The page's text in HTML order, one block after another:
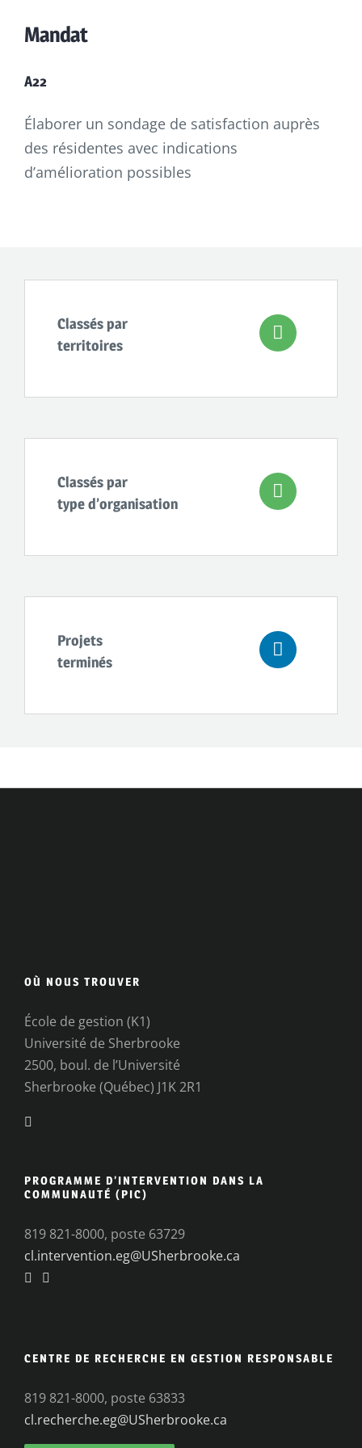
Mandat
A22
Élaborer un sondage de satisfaction auprès
des résidentes avec indications
d’amélioration possibles
Classés par
territoires
Classés par
type d’organisation
Projets
terminés
OÙ NOUS TROUVER
École de gestion (K1)
Université de Sherbrooke
2500, boul. de l’Université
Sherbrooke (Québec) J1K 2R1
PROGRAMME D’INTERVENTION DANS LA
COMMUNAUTÉ (PIC)
819 821-8000, poste 63729
cl.intervention.eg@USherbrooke.ca
CENTRE DE RECHERCHE EN GESTION RESPONSABLE
819 821-8000, poste 63833
cl.recherche.eg@USherbrooke.ca